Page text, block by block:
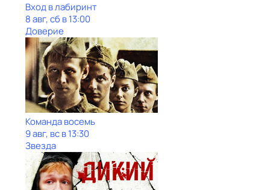
Вход в лабиринт
8 авг, сб в 13:00
Доверие
Команда восемь
9 авг, вс в 13:30
Звезда